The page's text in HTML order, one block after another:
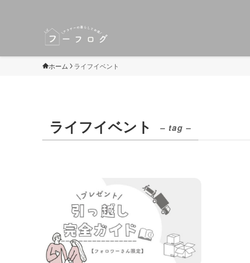
ホーム ライフイベント
ライフイベント – tag –